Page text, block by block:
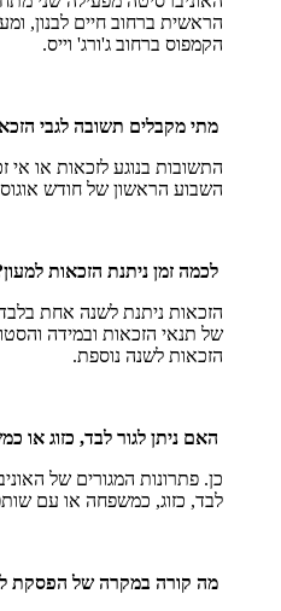
הראשית ברחוב חיים לבנון,
הקמפוס ברחוב ג'ורג' וייס.
מתי מקבלים תשובה לגבי
התשובות בנוגע לזכאות או אי
השבוע הראשון של חודש
לכמה זמן ניתנת הזכאות
הזכאות ניתנת לשנה אחת
של תנאי הזכאות ובמידה
הזכאות לשנה נוספת.
האם ניתן לגור לבד, כזוג או
כן. פתרונות המגורים של
לבד, כזוג, כמשפחה או עם
מה קורה במקרה של הפסקת